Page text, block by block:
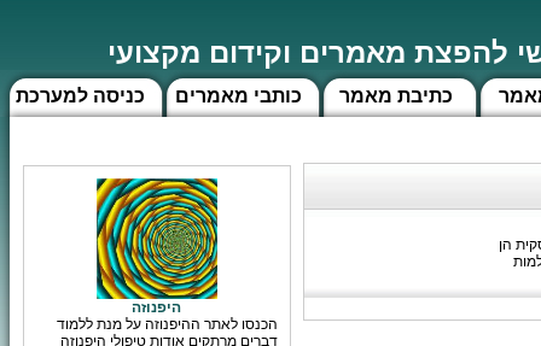
להפצת מאמרים וקידום מקצועי
כניסה למערכת כותבי מאמרים כתיבת מאמר
היפנוזה
הכנסו לאתר ההיפנוזה על מנת ללמוד
דברים מרתקים אודות טיפולי היפנוזה
הן